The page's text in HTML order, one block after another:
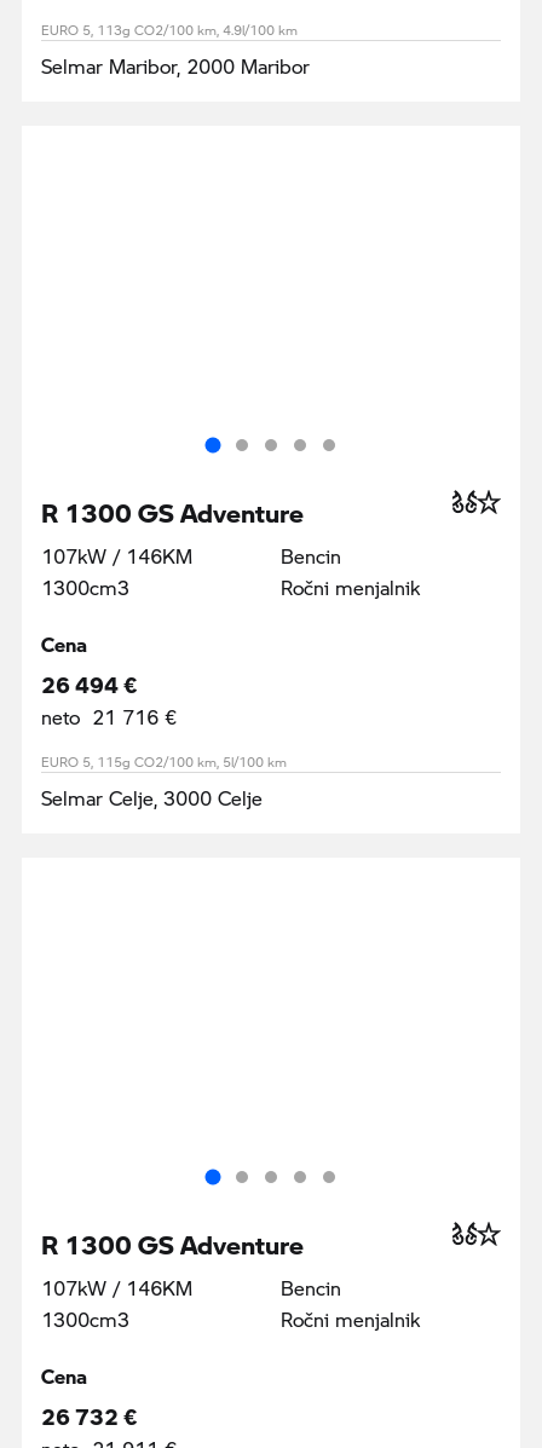
EURO 5, 113g CO2/100 km, 4.9l/100 km
Selmar Maribor, 2000 Maribor
R 1300 GS Adventure
107kW / 146KM
1300cm3
Bencin
Ročni menjalnik
Cena
26 494 €
neto 21 716 €
EURO 5, 115g CO2/100 km, 5l/100 km
Selmar Celje, 3000 Celje
R 1300 GS Adventure
107kW / 146KM
1300cm3
Bencin
Ročni menjalnik
Cena
26 732 €